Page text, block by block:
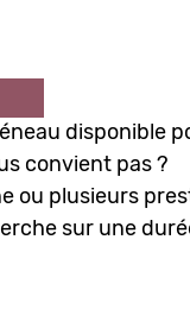
disponible
convient pas ?
ou plusieurs
sur une